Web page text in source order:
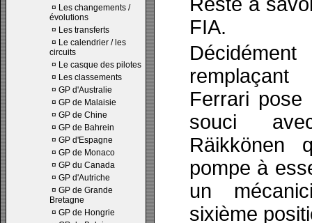
¤ Les changements /
évolutions
¤ Les transferts
¤ Le calendrier / les
circuits
¤ Le casque des pilotes
¤ Les classements
¤ GP d'Australie
¤ GP de Malaisie
¤ GP de Chine
¤ GP de Bahrein
¤ GP d'Espagne
¤ GP de Monaco
¤ GP du Canada
¤ GP d'Autriche
¤ GP de Grande
Bretagne
¤ GP de Hongrie
FIA.
Ferrari pose
souci
Räikkönen
pompe à
un
sixième